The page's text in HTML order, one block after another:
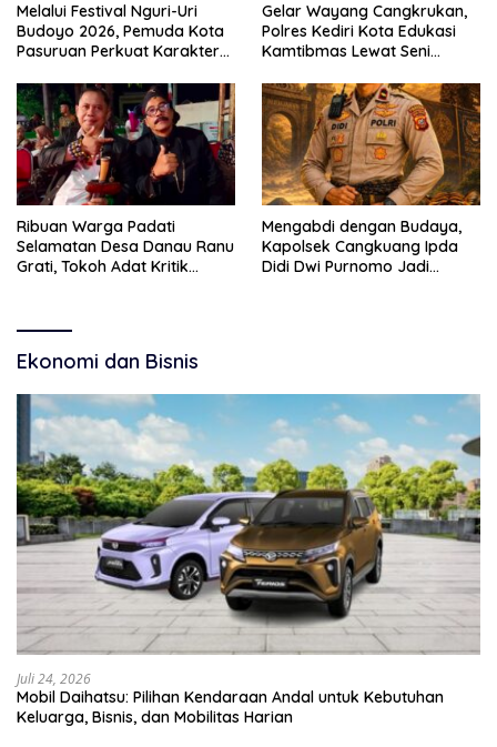
Melalui Festival Nguri-Uri
Budoyo 2026, Pemuda Kota
Pasuruan Perkuat Karakter
Narkoba
Gelar Wayang Cangkrukan,
Polres Kediri Kota Edukasi
Kamtibmas Lewat Seni
Ribuan Warga Padati
Selamatan Desa Danau Ranu
Grati, Tokoh Adat Kritik
Mengabdi dengan Budaya,
Kapolsek Cangkuang Ipda
Didi Dwi Purnomo Jadi
Ekonomi dan Bisnis
Juli 24, 2026
Mobil Daihatsu: Pilihan Kendaraan Andal untuk Kebutuhan
Keluarga, Bisnis, dan Mobilitas Harian